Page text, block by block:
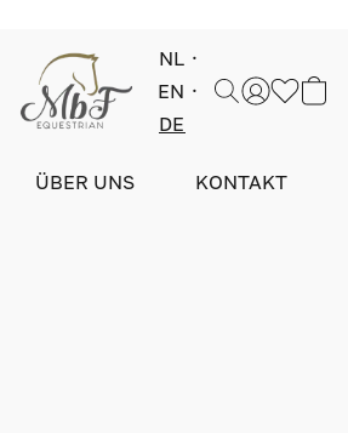
NL
EN
DE
ÜBER UNS KONTAKT